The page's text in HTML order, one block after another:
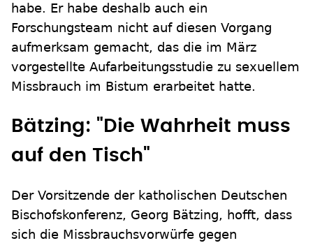
habe. Er habe deshalb auch ein
Forschungsteam nicht auf diesen Vorgang
aufmerksam gemacht, das die im März
vorgestellte Aufarbeitungsstudie zu sexuellem
Missbrauch im Bistum erarbeitet hatte.
Bätzing: "Die Wahrheit muss
auf den Tisch"
Der Vorsitzende der katholischen Deutschen
Bischofskonferenz, Georg Bätzing, hofft, dass
sich die Missbrauchsvorwürfe gegen